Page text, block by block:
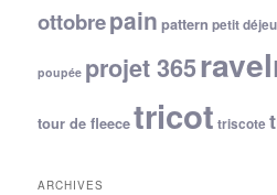
ottobrepain pattern petit
poupée projet 365
tour de fleecetricot triscote
ARCHIVES